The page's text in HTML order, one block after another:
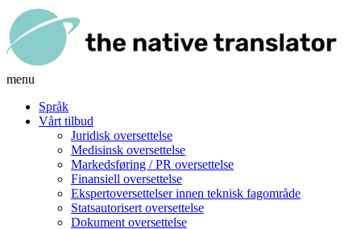
menu
Språk
Vårt tilbud
Juridisk oversettelse
Medisinsk oversettelse
Markedsføring / PR oversettelse
Finansiell oversettelse
Ekspertoversettelser innen teknisk fagområde
Statsautorisert oversettelse
Dokument oversettelse